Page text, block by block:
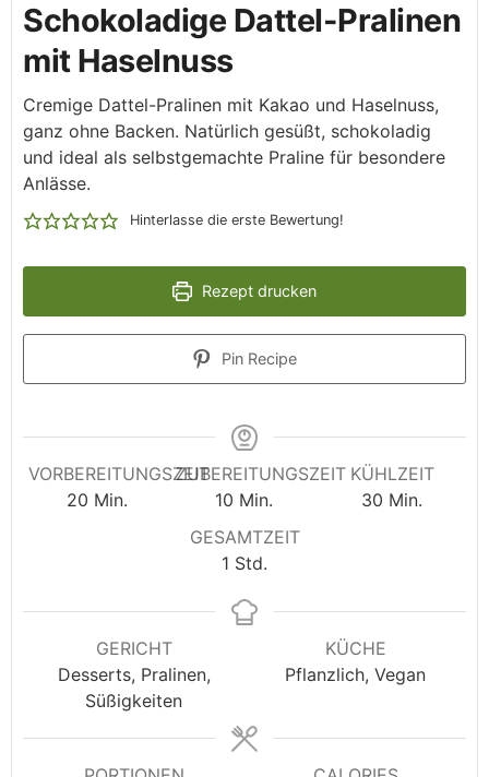
Schokoladige Dattel-Pralinen
mit Haselnuss
Cremige Dattel-Pralinen mit Kakao und Haselnuss,
ganz ohne Backen. Natürlich gesüßt, schokoladig
und ideal als selbstgemachte Praline für besondere
Anlässe.
Hinterlasse die erste Bewertung!
Rezept drucken
Pin Recipe
VORBEREITUNGSZEIT
20 Min.
ZUBEREITUNGSZEIT
10 Min.
KÜHLZEIT
30 Min.
GESAMTZEIT
1 Std.
GERICHT
Desserts, Pralinen,
Süßigkeiten
KÜCHE
Pflanzlich, Vegan